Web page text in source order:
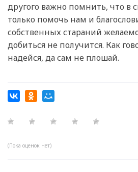
другого важно помнить, что в
только помочь нам и
собственных стараний
добиться не получится. Как
надейся, да сам не плошай.
(Пока оценок нет)